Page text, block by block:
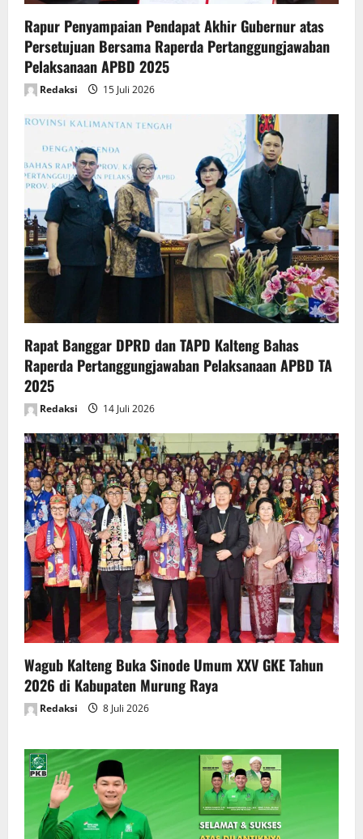
n
Rapur Penyampaian Pendapat Akhir Gubernur atas
Persetujuan Bersama Raperda Pertanggungjawaban
Pelaksanaan APBD 2025
Redaksi 15 Juli 2026
Rapat Banggar DPRD dan TAPD Kalteng Bahas
Raperda Pertanggungjawaban Pelaksanaan APBD TA
2025
Redaksi 14 Juli 2026
Wagub Kalteng Buka Sinode Umum XXV GKE Tahun
2026 di Kabupaten Murung Raya
Redaksi 8 Juli 2026